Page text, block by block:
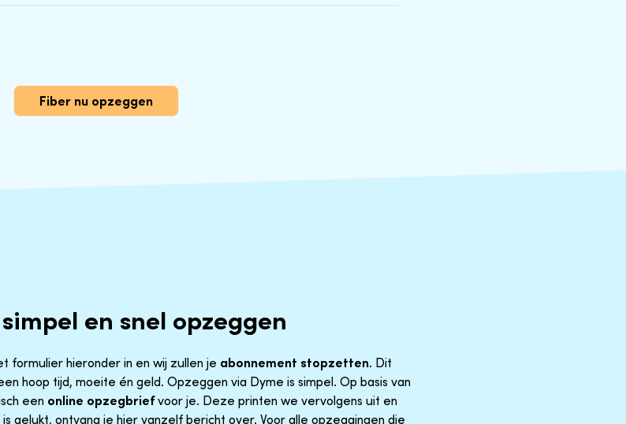
Fiber nu opzeggen
en snel opzeggen
formulier hieronder in en wij zullen je abonnement stopzetten. Dit
hoop tijd, moeite én geld. Opzeggen via Dyme is simpel. Op basis van
een online opzegbriefvoor je. Deze printen we vervolgens uit en
gelukt, ontvang je hier vanzelf bericht over. Voor alle opzeggingen die